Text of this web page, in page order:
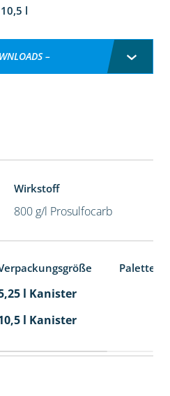
10,5 l
–
Wirkstoff
800 g/l Prosulfocarb
l Kanister
l Kanister